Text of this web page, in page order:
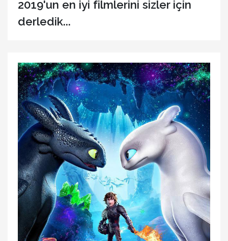
2019'un en iyi filmlerini sizler için
derledik...